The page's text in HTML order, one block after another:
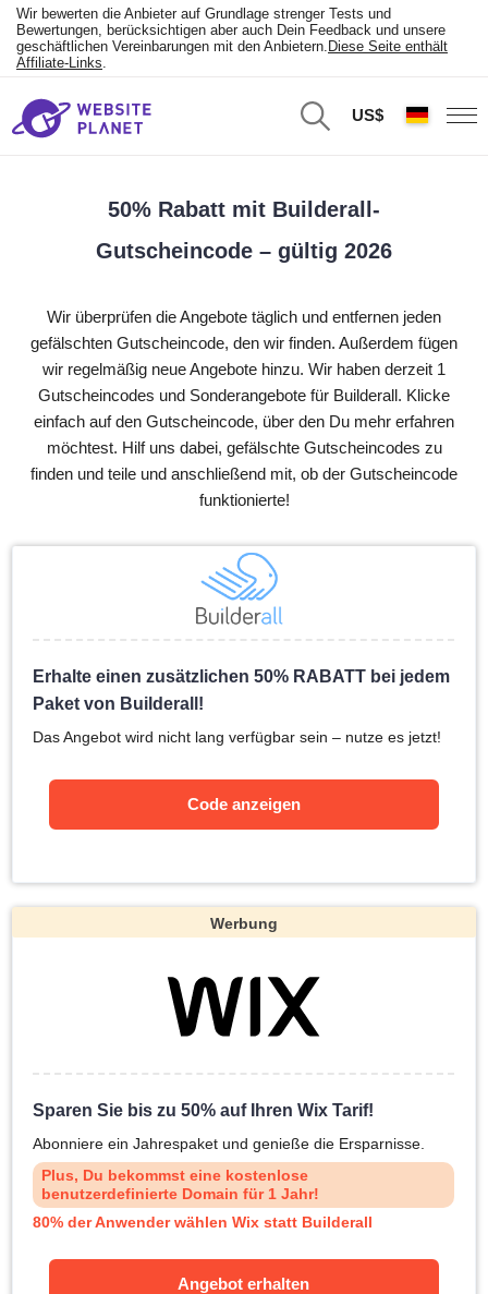
Wir bewerten die Anbieter auf Grundlage strenger Tests und
Bewertungen, berücksichtigen aber auch Dein Feedback und unsere
geschäftlichen Vereinbarungen mit den Anbietern. Diese Seite enthält
Affiliate-Links.
US$
50% Rabatt mit Builderall-
Gutscheincode – gültig 2026
Wir überprüfen die Angebote täglich und entfernen jeden
gefälschten Gutscheincode, den wir finden. Außerdem fügen
wir regelmäßig neue Angebote hinzu. Wir haben derzeit 1
Gutscheincodes und Sonderangebote für Builderall. Klicke
einfach auf den Gutscheincode, über den Du mehr erfahren
möchtest. Hilf uns dabei, gefälschte Gutscheincodes zu
finden und teile und anschließend mit, ob der Gutscheincode
funktionierte!
Erhalte einen zusätzlichen 50% RABATT bei jedem
Paket von Builderall!
Das Angebot wird nicht lang verfügbar sein – nutze es jetzt!
Code anzeigen
Werbung
Sparen Sie bis zu 50% auf Ihren Wix Tarif!
Abonniere ein Jahrespaket und genieße die Ersparnisse.
Plus, Du bekommst eine kostenlose
benutzerdefinierte Domain für 1 Jahr!
80% der Anwender wählen Wix statt Builderall
Angebot erhalten